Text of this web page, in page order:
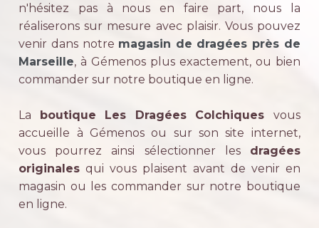
n'hésitez pas à nous en faire part, nous la
réaliserons sur mesure avec plaisir. Vous pouvez
venir dans notre magasin de dragées près de
Marseille, à Gémenos plus exactement, ou bien
commander sur notre boutique en ligne.
La boutique Les Dragées Colchiques vous
accueille à Gémenos ou sur son site internet,
vous pourrez ainsi sélectionner les dragées
originales qui vous plaisent avant de venir en
magasin ou les commander sur notre boutique
en ligne.